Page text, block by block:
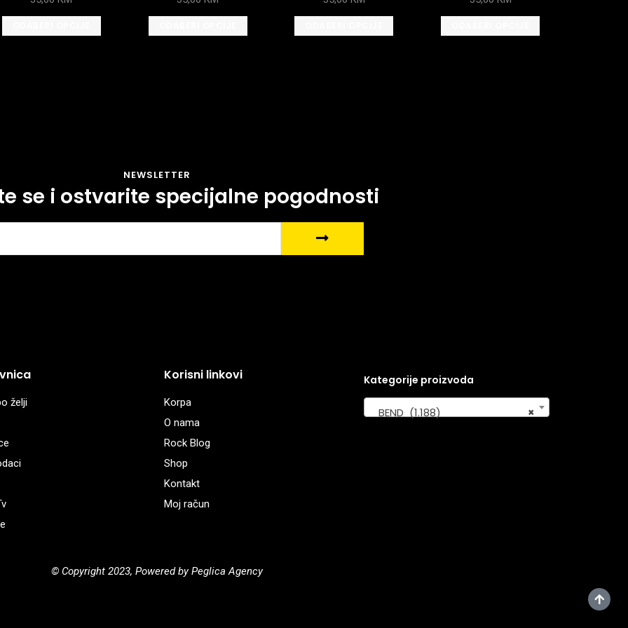
NEWSLETTER
se i ostvarite specijalne pogodnosti
želji
Korisni linkovi
Korpa
O nama
Rock Blog
Shop
Kontakt
Moj račun
Kategorije proizvoda
×
BEND (1.188)
© Copyright 2023, Powered by Peglica Agency